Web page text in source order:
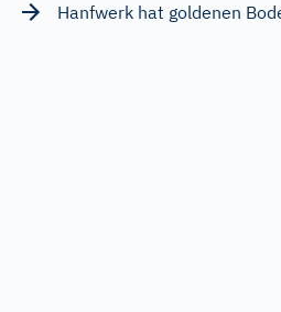
Hanfwerk hat goldenen